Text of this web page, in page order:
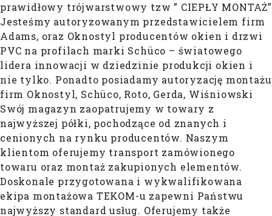
prawidłowy trójwarstwowy tzw ” CIEPŁY MONTAŻ”
Jesteśmy autoryzowanym przedstawicielem firm
Adams, oraz Oknostyl producentów okien i drzwi
PVC na profilach marki Schüco – światowego
lidera innowacji w dziedzinie produkcji okien i
nie tylko. Ponadto posiadamy autoryzację montażu
firm Oknostyl, Schüco, Roto, Gerda, Wiśniowski
Swój magazyn zaopatrujemy w towary z
najwyższej półki, pochodzące od znanych i
cenionych na rynku producentów. Naszym
klientom oferujemy transport zamówionego
towaru oraz montaż zakupionych elementów.
Doskonale przygotowana i wykwalifikowana
ekipa montażowa TEKOM-u zapewni Państwu
najwyższy standard usług. Oferujemy także